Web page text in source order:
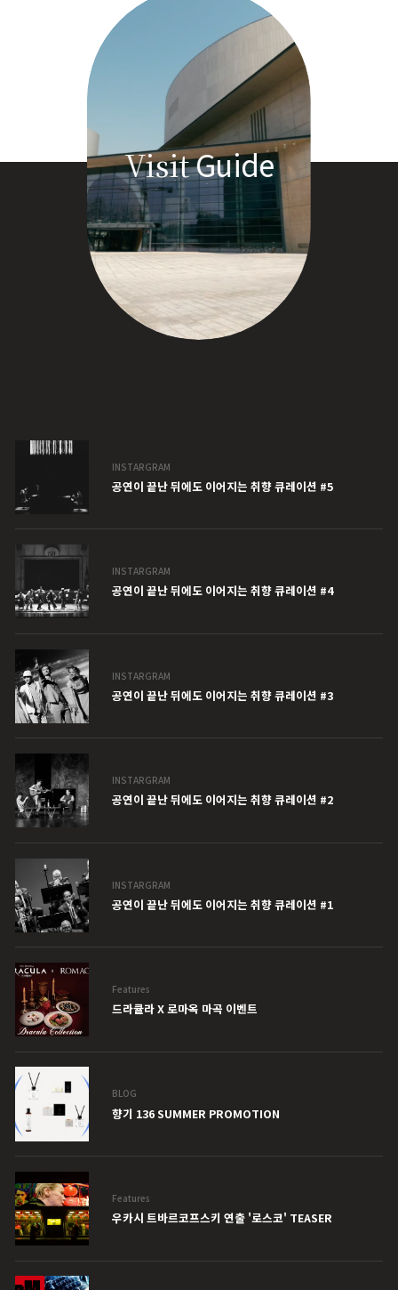
VisitGuide
INSTARGRAM
공연이 끝난 뒤에도 이어지는 취향 큐레이션 #5
INSTARGRAM
공연이 끝난 뒤에도 이어지는 취향 큐레이션 #4
INSTARGRAM
공연이 끝난 뒤에도 이어지는 취향 큐레이션 #3
INSTARGRAM
공연이 끝난 뒤에도 이어지는 취향 큐레이션 #2
INSTARGRAM
공연이 끝난 뒤에도 이어지는 취향 큐레이션 #1
Features
드라큘라 X 로마옥 마곡 이벤트
BLOG
향기 136 SUMMER PROMOTION
Features
우카시 트바르코프스키 연출 '로스코' TEASER